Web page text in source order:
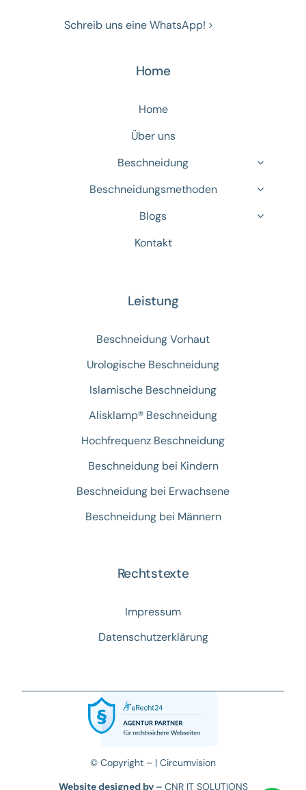
Schreib uns eine WhatsApp!
Home
Home
Über uns
Beschneidung
Beschneidungsmethoden
Blogs
Kontakt
Leistung
Beschneidung Vorhaut
Urologische Beschneidung
Islamische Beschneidung
Alisklamp® Beschneidung
Hochfrequenz Beschneidung
Beschneidung bei Kindern
Beschneidung bei Erwachsene
Beschneidung bei Männern
Rechtstexte
Impressum
Datenschutzerklärung
© Copyright – | Circumvision
Website designed by – CNR IT SOLUTIONS